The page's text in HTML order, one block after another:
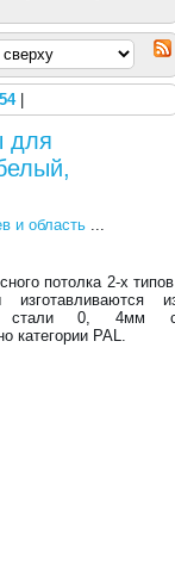
|
для
и область ...
потолка 2-х
стали 0, 4мм
категории PAL.